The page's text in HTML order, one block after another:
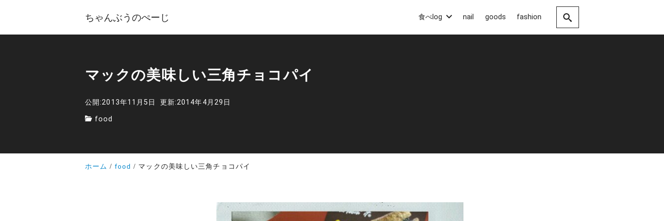
ちゃんぶうのぺーじ 食べlog nail goods fashion
マックの美味しい三角チョコパイ
公開:2013年11月5日
更新:2014年4月29日
food
ホーム food マックの美味しい三角チョコパイ